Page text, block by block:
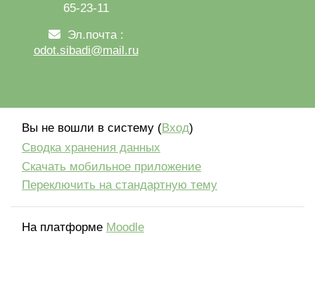
65-23-11
Эл.почта :
odot.sibadi@mail.ru
Вы не вошли в систему (Вход)
Сводка хранения данных
Скачать мобильное приложение
Переключить на стандартную тему
На платформе Moodle